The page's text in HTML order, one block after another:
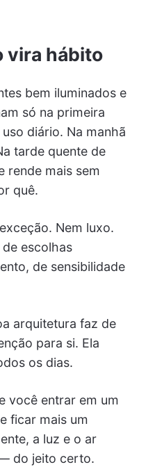
vira hábito
bem iluminados e
só na primeira
diário. Na manhã
tarde quente de
rende mais sem
quê.
Nem luxo.
escolhas
de sensibilidade
arquitetura faz de
para si. Ela
os dias.
você entrar em um
ficar mais um
a luz e o ar
do jeito certo.